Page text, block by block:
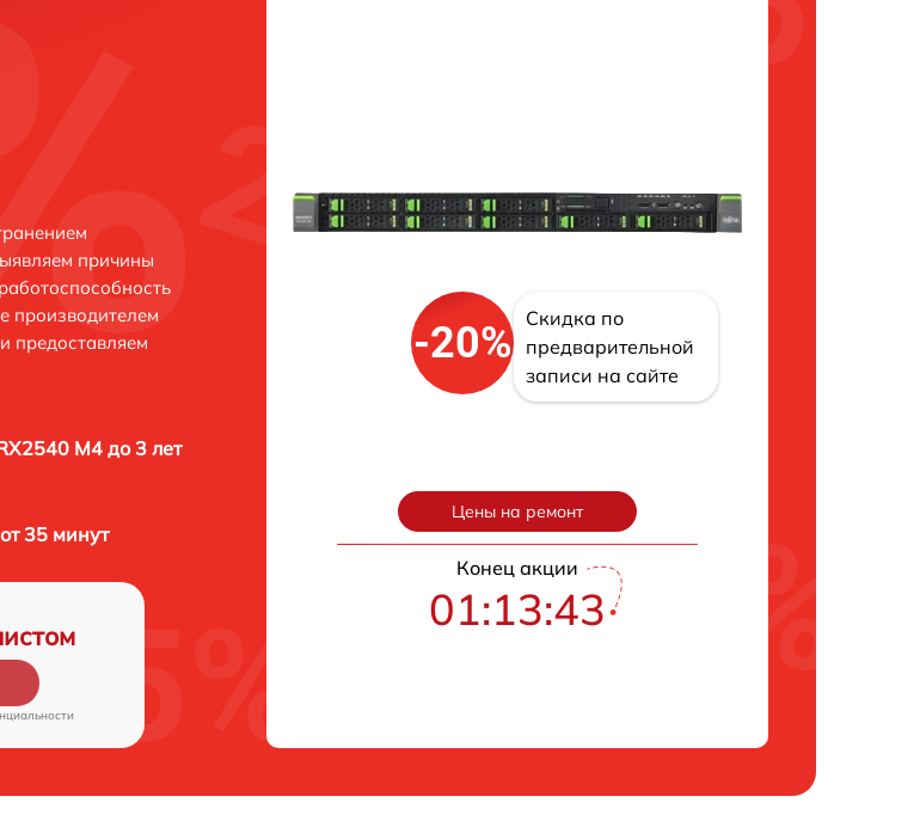
причины
производителем
предоставляем
M4 до 3 лет
35 минут
-20%
Скидка по
предварительной
записи на сайте
Цены на ремонт
Конец акции
01:13:42